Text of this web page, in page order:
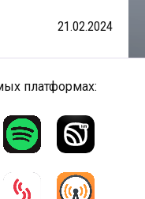
21.02.2024
платформах: